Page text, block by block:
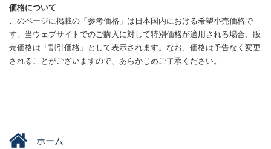
価格について
このページに掲載の「参考価格」は日本国内における希望小売価格で
す。当ウェブサイトでのご購入に対して特別価格が適用される場合、販
売価格は「割引価格」として表示されます。なお、価格は予告なく変更
されることがございますので、あらかじめご了承ください。
ホーム